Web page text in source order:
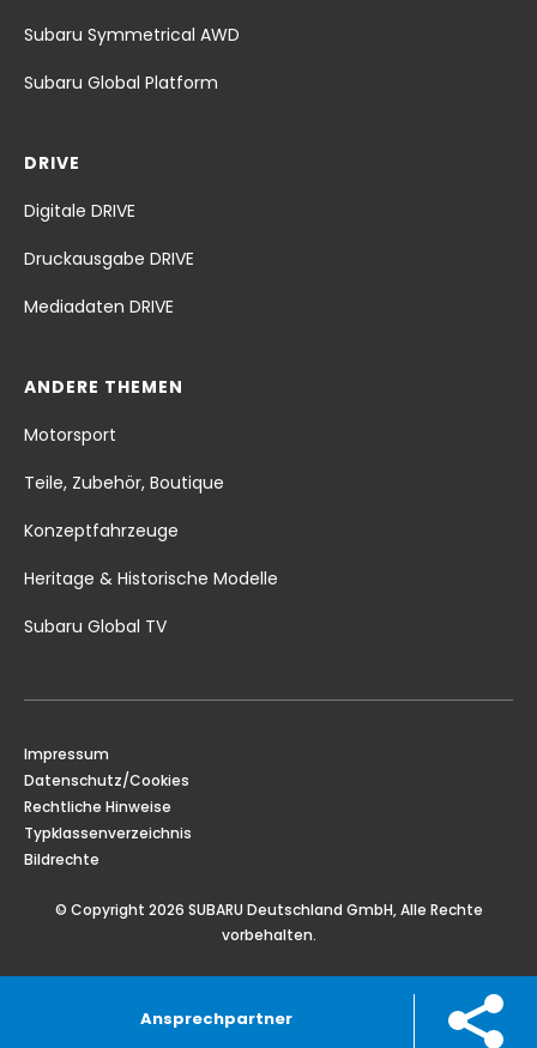
Ansprechpartner
Subaru Symmetrical AWD
Subaru Global Platform
DRIVE
Digitale DRIVE
Druckausgabe DRIVE
Mediadaten DRIVE
ANDERE THEMEN
Motorsport
Teile, Zubehör, Boutique
Konzeptfahrzeuge
Heritage & Historische Modelle
Subaru Global TV
Impressum
Datenschutz/Cookies
Rechtliche Hinweise
Typklassenverzeichnis
Bildrechte
© Copyright 2026 SUBARU Deutschland GmbH, Alle Rechte
vorbehalten.